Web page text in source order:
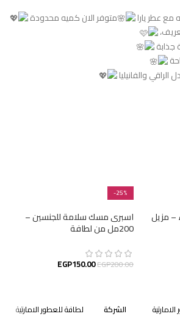
عطر يارا
متوفر الان كميه محدودة
جذابة
والفانيليا
– مزيل
-25%
اسبرى مسك سلامة للجنسين –
200مل من لطافة
EGP200.00
EGP150.00
الشركة لطافة للعطور الامارتية